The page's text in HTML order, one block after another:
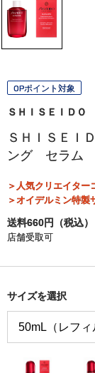
OPポイント対象
ＳＨＩＳＥＩＤＯ
ＳＨＩＳＥＩ
ング セラム
＞人気クリエイター
＞オイデルミン特製
送料660円（税込）
店舗受取可
サイズを選択